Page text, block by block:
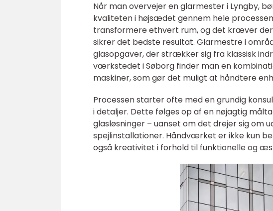
Når man overvejer en glarmester i Lyngby,
kvaliteten i højsædet gennem hele
transformere ethvert rum, og det kræver
sikrer det bedste resultat. Glarmestre i
glasopgaver, der strækker sig fra klassisk
værkstedet i Søborg finder man en
maskiner, som gør det muligt at håndtere
Processen starter ofte med en grundig
i detaljer. Dette følges op af en nøjagtig
glasløsninger – uanset om det drejer sig om
spejlinstallationer. Håndværket er ikke kun
også kreativitet i forhold til funktionelle og